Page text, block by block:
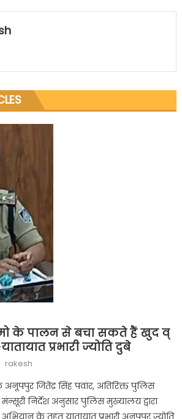
के पालन से बचा सकते हैं खुद व्
प्रभारी ज्योति दुबे
Author
rakesh
जितेंद्र सिंह पवांर, अतिरिक्त पुलिस
निर्देश अनुसार पुलिस मुख्यालय द्वारा